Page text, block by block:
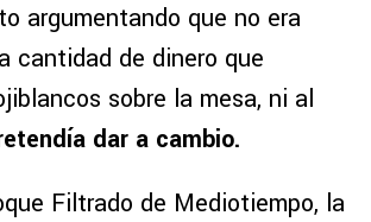
argumentando que no era
cantidad de dinero que
sobre la mesa, ni al
dar a cambio.
Filtrado de Mediotiempo, la